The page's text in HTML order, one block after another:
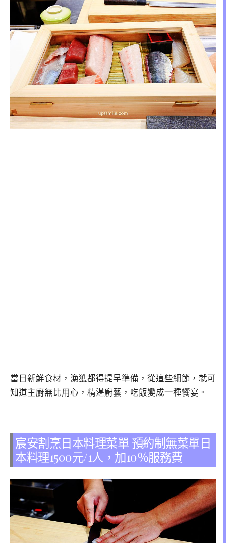
當日新鮮食材，漁獲都得提早準備，從這些細節，就可
知道主廚無比用心，精湛廚藝，吃飯變成一種饗宴。
宸安割烹日本料理菜單 預約制無菜單日
本料理1500元/1人，加10％服務費